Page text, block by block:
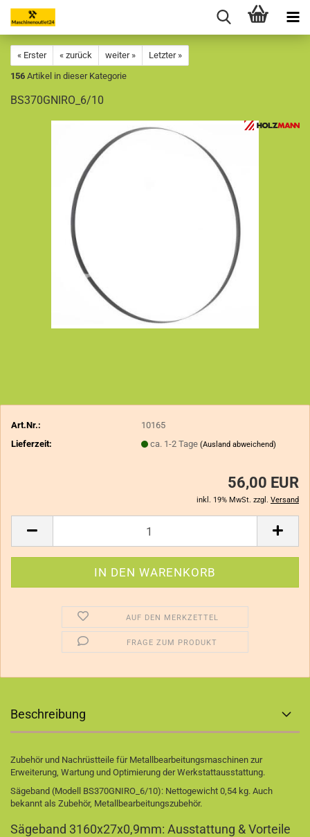
« Erster « zurück weiter »
Letzter »
156 Artikel in dieser Kategorie
BS370GNIRO_6/10
Art.Nr.:
10165
Lieferzeit:
ca. 1-2 Tage(Ausland abweichend)
56,00 EUR
inkl. 19% MwSt. zzgl. Versand
AUF DEN MERKZETTEL
FRAGE ZUM PRODUKT
Beschreibung
Zubehör und Nachrüstteile für Metallbearbeitungsmaschinen zur
Erweiterung, Wartung und Optimierung der Werkstattausstattung.
Sägeband (Modell BS370GNIRO_6/10): Nettogewicht 0,54 kg. Auch
bekannt als Zubehör, Metallbearbeitungszubehör.
Sägeband 3160x27x0,9mm: Ausstattung & Vorteile